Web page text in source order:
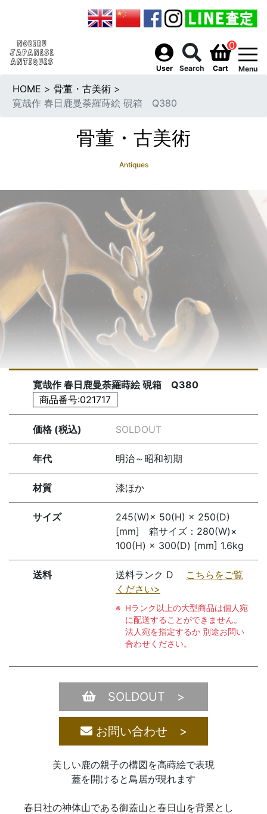
User Search
0
Cart Menu
HOME > 骨董・古美術 >
寛哉作 春日鹿曼荼羅蒔絵 硯箱 Q380
骨董・古美術
Antiques
寛哉作 春日鹿曼荼羅蒔絵 硯箱 Q380
商品番号:021717
価格 (税込) SOLDOUT
年代 明治～昭和初期
材質 漆ほか
サイズ
245(W)× 50(H) × 250(D)
[mm] 箱サイズ：280(W)×
100(H) × 300(D) [mm] 1.6kg
送料 送料ランク D こちらをご覧
ください>
Hランク以上の大型商品は個人宛
に配送することができません。
法人宛を指定するか 別途お問い
合わせください。
SOLDOUT >
お問い合わせ >
美しい鹿の親子の構図を高蒔絵で表現
蓋を開けると鳥居が現れます
春日社の神体山である御蓋山と春日山を背景とし